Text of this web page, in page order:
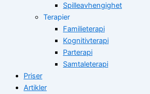
Spilleavhengighet
Terapier
Familieterapi
Kognitivterapi
Parterapi
Samtaleterapi
Priser
Artikler